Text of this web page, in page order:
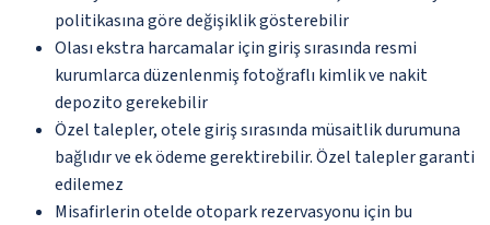
politikasına göre değişiklik gösterebilir
Olası ekstra harcamalar için giriş sırasında resmi
kurumlarca düzenlenmiş fotoğraflı kimlik ve nakit
depozito gerekebilir
Özel talepler, otele giriş sırasında müsaitlik durumuna
bağlıdır ve ek ödeme gerektirebilir. Özel talepler garanti
edilemez
Misafirlerin otelde otopark rezervasyonu için bu